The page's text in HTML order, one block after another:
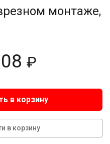
монтаже,
₽
в корзину
в корзину